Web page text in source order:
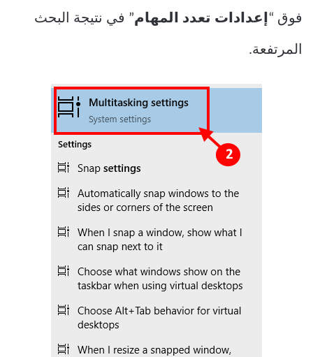
فوق “إعدادات تعدد المهام” في نتيجة البحث
المرتفعة.